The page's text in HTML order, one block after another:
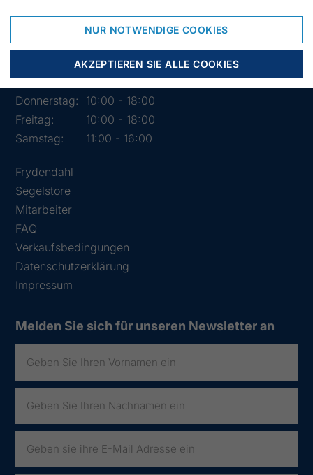
Öffnungszeiten des Geschäfts
Montag:
10:00 - 18:00
10:00 - 18:00
Mittwoch:
10:00 - 18:00
Donnerstag:
10:00 - 18:00
Freitag:
10:00 - 18:00
Samstag:
11:00 - 16:00
Frydendahl
Segelstore
Mitarbeiter
FAQ
Verkaufsbedingungen
Datenschutzerklärung
Impressum
Melden Sie sich für unseren Newsletter an
NUR NOTWENDIGE COOKIES
AKZEPTIEREN SIE ALLE COOKIES